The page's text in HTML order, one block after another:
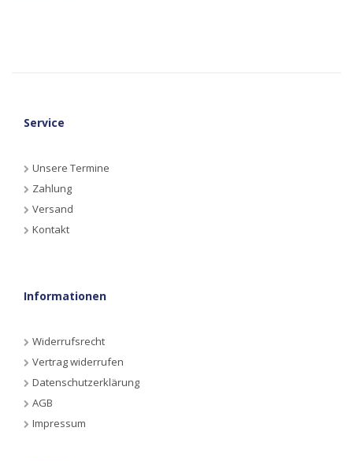
Service
Unsere Termine
Zahlung
Versand
Kontakt
Informationen
Widerrufsrecht
Vertrag widerrufen
Datenschutzerklärung
AGB
Impressum